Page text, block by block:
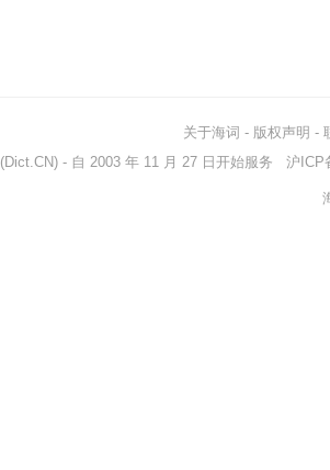
关于海词 - 版权声明 -
(Dict.CN) - 自 2003 年 11 月 27 日开始服务 沪ICP